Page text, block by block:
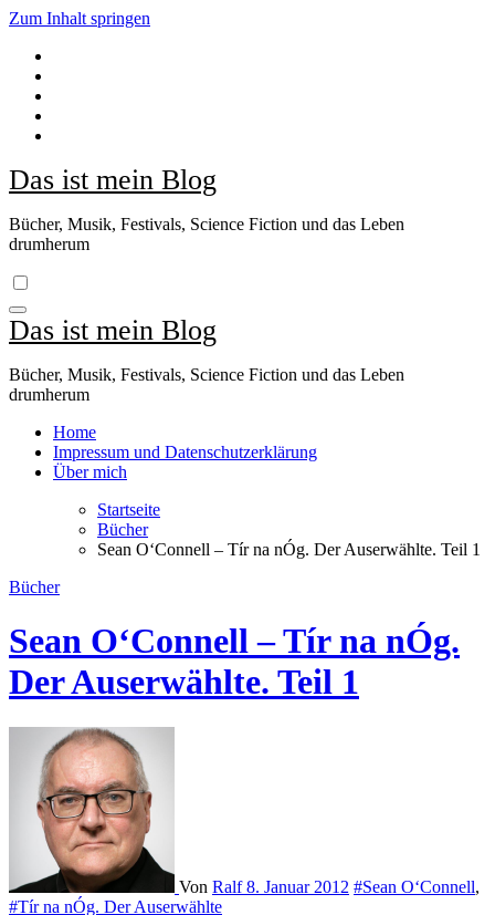
Zum Inhalt springen
Das ist mein Blog
Bücher, Musik, Festivals, Science Fiction und das Leben
drumherum
Das ist mein Blog
Bücher, Musik, Festivals, Science Fiction und das Leben
drumherum
Home
Impressum und Datenschutzerklärung
Über mich
Startseite
Bücher
Sean O‘Connell – Tír na nÓg. Der Auserwählte. Teil 1
Bücher
Sean O‘Connell – Tír na nÓg.
Der Auserwählte. Teil 1
Von Ralf8. Januar 2012 #Sean O‘Connell,
#Tír na nÓg. Der Auserwählte